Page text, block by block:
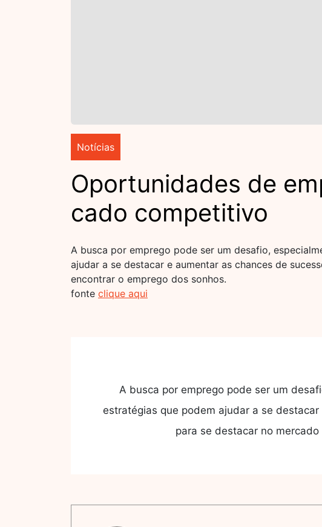
Notícias
Oportunidades de
cado competitivo
A busca por emprego pode ser um desafio,
ajudar a se destacar e aumentar as chances de
encontrar o emprego dos sonhos.
fonte clique aqui
A busca por emprego pode ser um
estratégias que podem ajudar a se
para se destacar no